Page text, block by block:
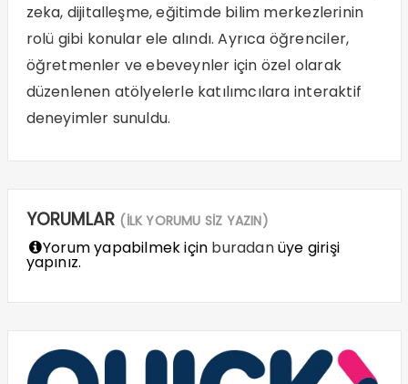
zeka, dijitalleşme, eğitimde bilim merkezlerinin
rolü gibi konular ele alındı. Ayrıca öğrenciler,
öğretmenler ve ebeveynler için özel olarak
düzenlenen atölyelerle katılımcılara interaktif
deneyimler sunuldu.
YORUMLAR (İLK YORUMU SİZ YAZIN)
Yorum yapabilmek için buradanüye girişi
yapınız.